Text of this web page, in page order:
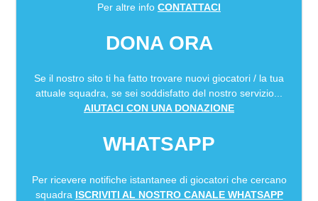
Per altre info CONTATTACI
DONA ORA
Se il nostro sito ti ha fatto trovare nuovi giocatori / la tua
attuale squadra, se sei soddisfatto del nostro servizio...
AIUTACI CON UNA DONAZIONE
WHATSAPP
Per ricevere notifiche istantanee di giocatori che cercano
squadra ISCRIVITI AL NOSTRO CANALE WHATSAPP